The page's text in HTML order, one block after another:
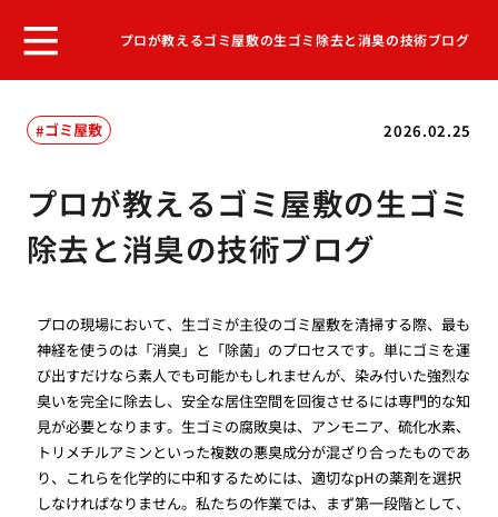
プロが教えるゴミ屋敷の生ゴミ除去と消臭の技術ブログ
2026.02.25
ゴミ屋敷
プロが教えるゴミ屋敷の生ゴミ
除去と消臭の技術ブログ
プロの現場において、生ゴミが主役のゴミ屋敷を清掃する際、最も
神経を使うのは「消臭」と「除菌」のプロセスです。単にゴミを運
び出すだけなら素人でも可能かもしれませんが、染み付いた強烈な
臭いを完全に除去し、安全な居住空間を回復させるには専門的な知
見が必要となります。生ゴミの腐敗臭は、アンモニア、硫化水素、
トリメチルアミンといった複数の悪臭成分が混ざり合ったものであ
り、これらを化学的に中和するためには、適切なpHの薬剤を選択
しなければなりません。私たちの作業では、まず第一段階として、